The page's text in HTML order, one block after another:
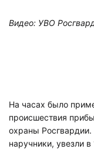
Видео: УВО
На часах было
происшествия
охраны
наручники, увезли